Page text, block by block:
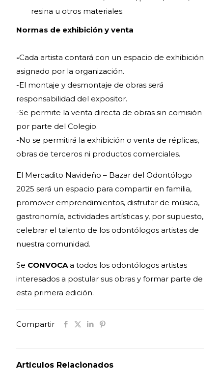
resina u otros materiales.
Normas de exhibición y venta
-Cada artista contará con un espacio de exhibición
asignado por la organización.
-El montaje y desmontaje de obras será
responsabilidad del expositor.
-Se permite la venta directa de obras sin comisión
por parte del Colegio.
-No se permitirá la exhibición o venta de réplicas,
obras de terceros ni productos comerciales.
El Mercadito Navideño – Bazar del Odontólogo
2025 será un espacio para compartir en familia,
promover emprendimientos, disfrutar de música,
gastronomía, actividades artísticas y, por supuesto,
celebrar el talento de los odontólogos artistas de
nuestra comunidad.
Se CONVOCAa todos los odontólogos artistas
interesados a postular sus obras y formar parte de
esta primera edición.
Compartir
Artículos Relacionados